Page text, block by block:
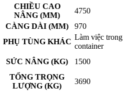
CHIỀU CAO
NÂNG (MM)
4750
CÀNG DÀI (MM)
970
PHỤ TÙNG KHÁC
Làm việc trong
container
SỨC NÂNG (KG) 1500
TỔNG TRỌNG
LƯỢNG (KG)
3690